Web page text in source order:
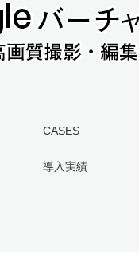
CASES
導入実績